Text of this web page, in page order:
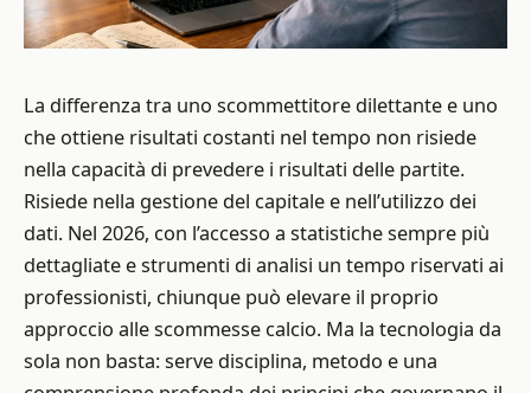
La differenza tra uno scommettitore dilettante e uno
che ottiene risultati costanti nel tempo non risiede
nella capacità di prevedere i risultati delle partite.
Risiede nella gestione del capitale e nell’utilizzo dei
dati. Nel 2026, con l’accesso a statistiche sempre più
dettagliate e strumenti di analisi un tempo riservati ai
professionisti, chiunque può elevare il proprio
approccio alle scommesse calcio. Ma la tecnologia da
sola non basta: serve disciplina, metodo e una